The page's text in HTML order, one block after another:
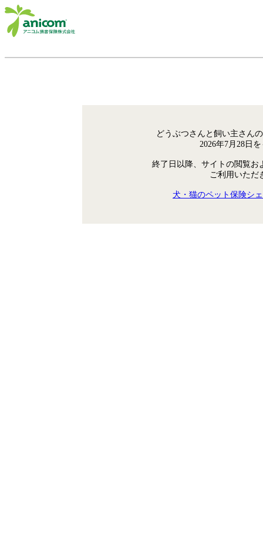
どうぶつさんと飼い主さん
2026年7月28日
終了日以降、サイトの閲覧お
ご利用いただ
犬・猫のペット保険シ